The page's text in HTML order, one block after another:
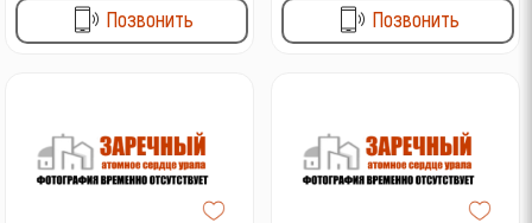
Позвонить Позвонить